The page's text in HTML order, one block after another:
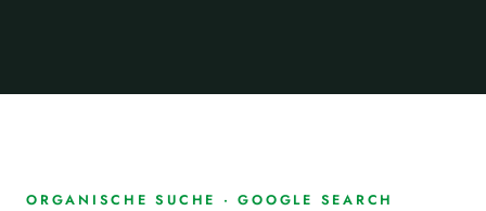
ORGANISCHE SUCHE · GOOGLE SEARCH